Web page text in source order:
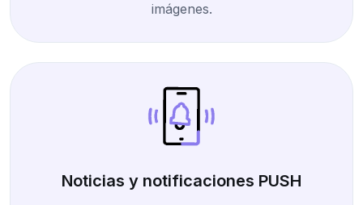
imágenes.
Noticias y notificaciones PUSH